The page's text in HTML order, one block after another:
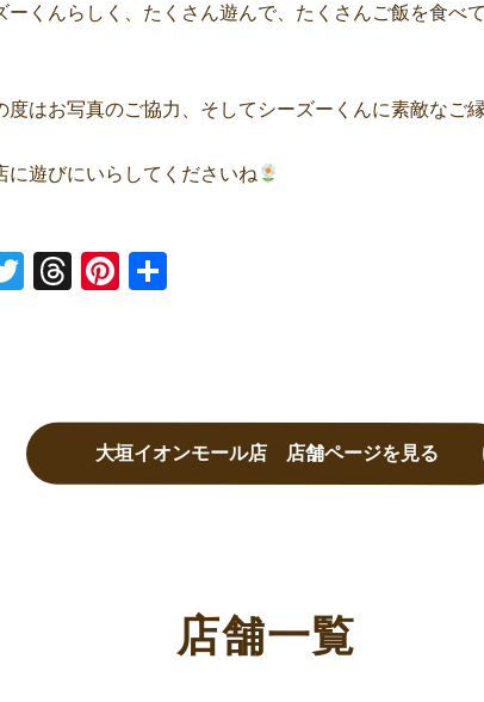
ーくんらしく、たくさん遊んで、たくさんご飯を食べ
度はお写真のご協力、そしてシーズーくんに素敵なご
に遊びにいらしてくださいね
Twitter Threads Pinterest
大垣イオンモール店 店舗ページを見る
店舗一覧